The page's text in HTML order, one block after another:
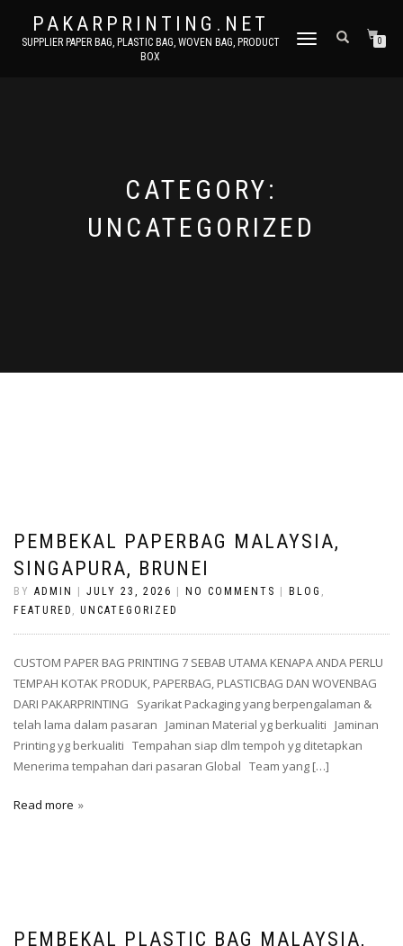
PAKARPRINTING.NET
SUPPLIER PAPER BAG, PLASTIC BAG, WOVEN BAG, PRODUCT
BOX
TOGGLE
0
CATEGORY:
UNCATEGORIZED
PEMBEKAL PAPERBAG MALAYSIA,
SINGAPURA, BRUNEI
BY ADMIN JULY 23, 2026 NO COMMENTS BLOG ,
FEATURED , UNCATEGORIZED
CUSTOM PAPER BAG PRINTING 7 SEBAB UTAMA KENAPA ANDA PERLU
TEMPAH KOTAK PRODUK, PAPERBAG, PLASTICBAG DAN WOVENBAG
DARI PAKARPRINTING Syarikat Packaging yang berpengalaman &
telah lama dalam pasaran Jaminan Material yg berkualiti Jaminan
Printing yg berkualiti Tempahan siap dlm tempoh yg ditetapkan
Menerima tempahan dari pasaran Global Team yang […]
Read more
PEMBEKAL PLASTIC BAG MALAYSIA,